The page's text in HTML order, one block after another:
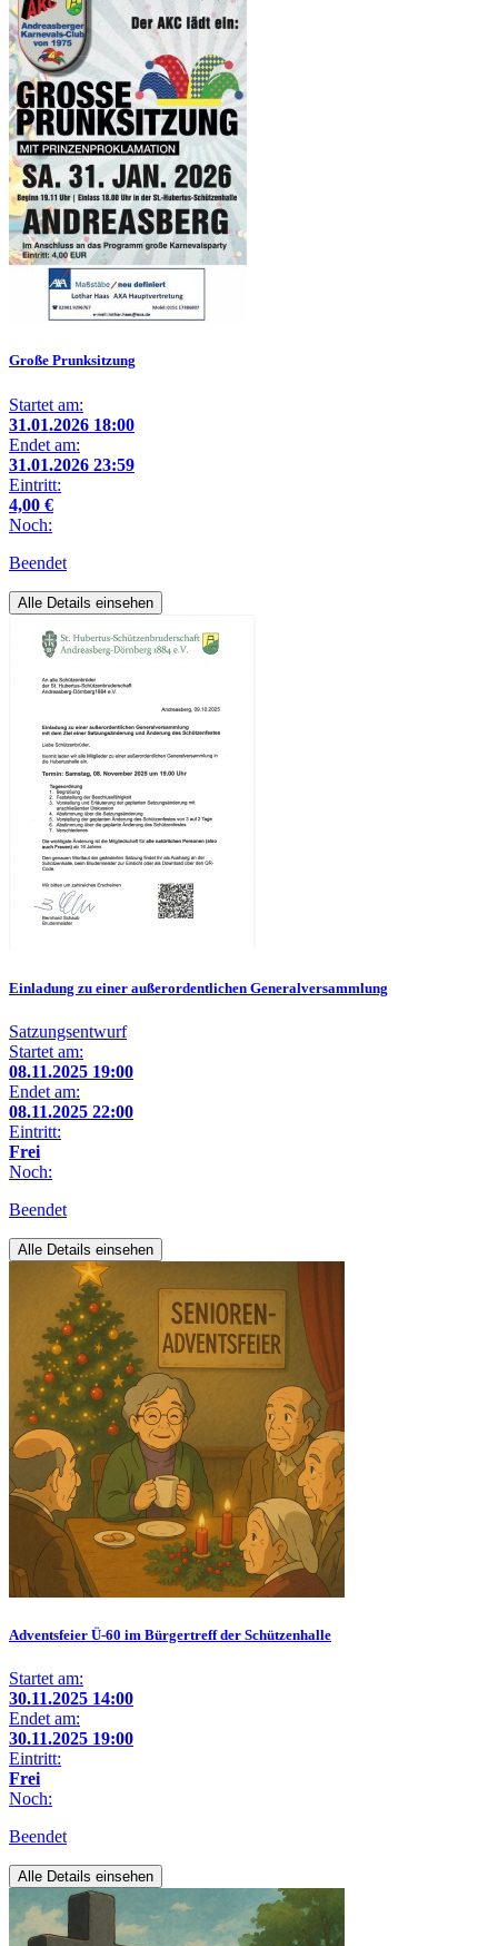
Große Prunksitzung
Startet am:
31.01.2026 18:00
Endet am:
31.01.2026 23:59
Eintritt:
4,00 €
Noch:
Beendet
Alle Details einsehen
Einladung zu einer außerordentlichen Generalversammlung
Satzungsentwurf
Startet am:
08.11.2025 19:00
Endet am:
08.11.2025 22:00
Eintritt:
Frei
Noch:
Beendet
Alle Details einsehen
Adventsfeier Ü-60 im Bürgertreff der Schützenhalle
Startet am:
30.11.2025 14:00
Endet am:
30.11.2025 19:00
Eintritt:
Frei
Noch:
Beendet
Alle Details einsehen